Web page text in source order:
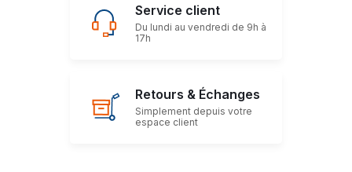
Service client
Du lundi au vendredi de 9h à
17h
Retours & Échanges
Simplement depuis votre
espace client